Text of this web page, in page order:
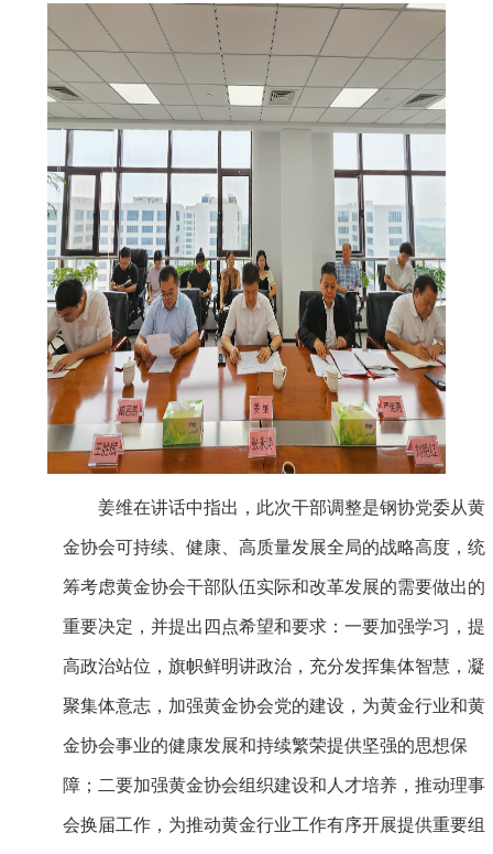
姜维在讲话中指出，此次干部调整是钢协党委从黄
金协会可持续、健康、高质量发展全局的战略高度，统
筹考虑黄金协会干部队伍实际和改革发展的需要做出的
重要决定，并提出四点希望和要求：一要加强学习，提
高政治站位，旗帜鲜明讲政治，充分发挥集体智慧，凝
聚集体意志，加强黄金协会党的建设，为黄金行业和黄
金协会事业的健康发展和持续繁荣提供坚强的思想保
障；二要加强黄金协会组织建设和人才培养，推动理事
会换届工作，为推动黄金行业工作有序开展提供重要组